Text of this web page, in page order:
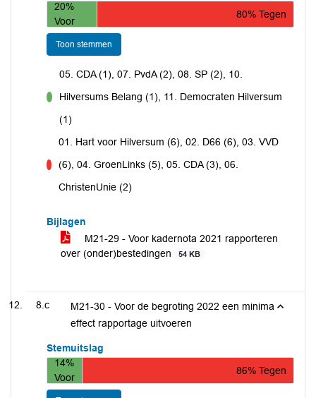
20%
Voor
80% Tegen
Toon stemmen
05. CDA (1), 07. PvdA (2), 08. SP (2), 10.
Hilversums Belang (1), 11. Democraten Hilversum
(1)
01. Hart voor Hilversum (6), 02. D66 (6), 03. VVD
(6), 04. GroenLinks (5), 05. CDA (3), 06.
ChristenUnie (2)
Bijlagen
M21-29 - Voor kadernota 2021 rapporteren
over (onder)bestedingen
54 KB
8.c
M21-30 - Voor de begroting 2022 een minima
effect rapportage uitvoeren
Stemuitslag
14%
Voor
86% Tegen